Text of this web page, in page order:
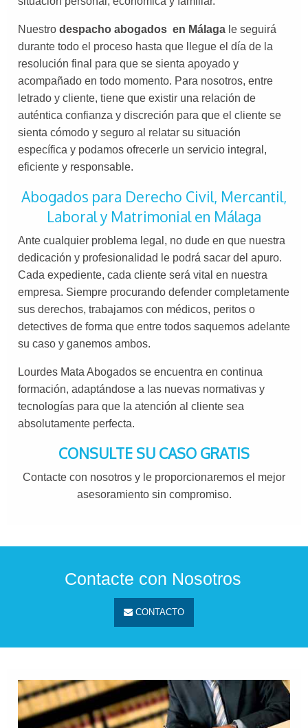
Nuestro despacho abogados en Málaga le seguirá
durante todo el proceso hasta que llegue el día de la
resolución final para que se sienta apoyado y
acompañado en todo momento. Para nosotros, entre
letrado y cliente, tiene que existir una relación de
auténtica confianza y discreción para que el cliente se
sienta cómodo y seguro al relatar su situación
específica y podamos ofrecerle un servicio integral,
eficiente y responsable.
Abogados para Derecho Civil, Mercantil,
Laboral y Matrimonial en Málaga
Ante cualquier problema legal, no dude en que nuestra
dedicación y profesionalidad le podrá sacar del apuro.
Cada expediente, cada cliente será vital en nuestra
empresa. Siempre procurando defender completamente
sus derechos, trabajamos con médicos, peritos o
detectives de forma que entre todos saquemos adelante
su caso y ganemos ambos.
Lourdes Mata Abogados se encuentra en continua
formación, adaptándose a las nuevas normativas y
tecnologías para que la atención al cliente sea
absolutamente perfecta.
CONSULTE SU CASO GRATIS
Contacte con nosotros y le proporcionaremos el mejor
asesoramiento sin compromiso.
Contacte con Nosotros
CONTACTO